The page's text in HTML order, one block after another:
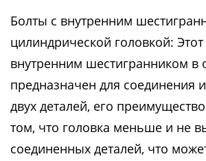
Болты с внутренним
цилиндрической головкой:
внутренним шестигранником в
предназначен для соединения
двух деталей, его
том, что головка меньше и не
соединенных деталей, что